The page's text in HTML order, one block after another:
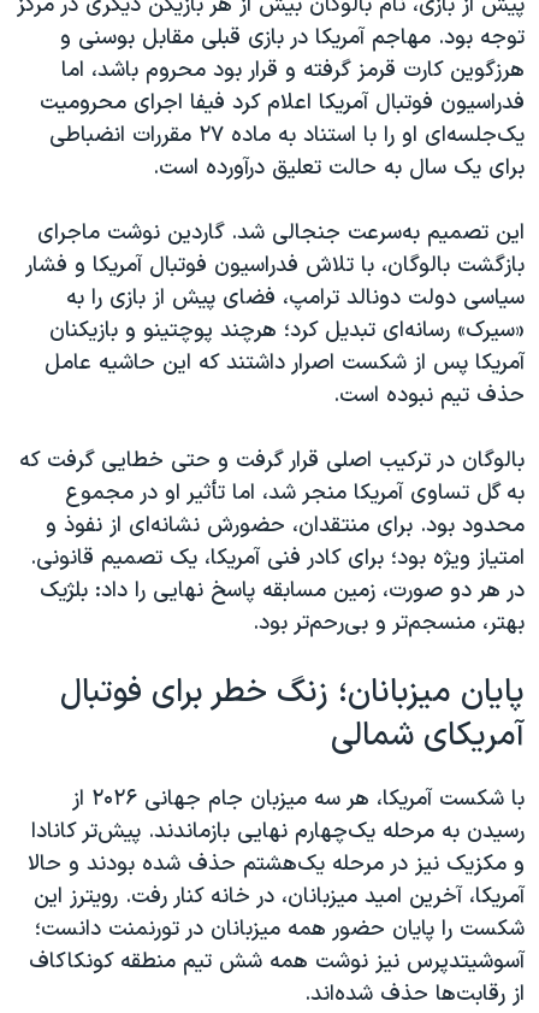
توجه بود. مهاجم آمریکا در بازی قبلی مقابل بوسنی و
هرزگوین کارت قرمز گرفته و قرار بود محروم باشد، اما
فدراسیون فوتبال آمریکا اعلام کرد فیفا اجرای محرومیت
یک‌جلسه‌ای او را با استناد به ماده ۲۷ مقررات انضباطی
برای یک سال به حالت تعلیق درآورده است.
این تصمیم به‌سرعت جنجالی شد. گاردین نوشت ماجرای
بازگشت بالوگان، با تلاش فدراسیون فوتبال آمریکا و فشار
سیاسی دولت دونالد ترامپ، فضای پیش از بازی را به
«سیرک» رسانه‌ای تبدیل کرد؛ هرچند پوچتینو و بازیکنان
آمریکا پس از شکست اصرار داشتند که این حاشیه عامل
حذف تیم نبوده است.
بالوگان در ترکیب اصلی قرار گرفت و حتی خطایی گرفت که
به گل تساوی آمریکا منجر شد، اما تأثیر او در مجموع
محدود بود. برای منتقدان، حضورش نشانه‌ای از نفوذ و
امتیاز ویژه بود؛ برای کادر فنی آمریکا، یک تصمیم قانونی.
در هر دو صورت، زمین مسابقه پاسخ نهایی را داد: بلژیک
بهتر، منسجم‌تر و بی‌رحم‌تر بود.
پایان میزبانان؛ زنگ خطر برای فوتبال
آمریکای شمالی
با شکست آمریکا، هر سه میزبان جام جهانی ۲۰۲۶ از
رسیدن به مرحله یک‌چهارم نهایی بازماندند. پیش‌تر کانادا
و مکزیک نیز در مرحله یک‌هشتم حذف شده بودند و حالا
آمریکا، آخرین امید میزبانان، در خانه کنار رفت. رویترز این
شکست را پایان حضور همه میزبانان در تورنمنت دانست؛
آسوشیتدپرس نیز نوشت همه شش تیم منطقه کونکاکاف
از رقابت‌ها حذف شده‌اند.